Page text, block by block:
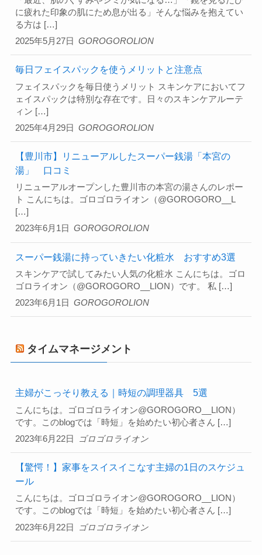
2025年5月27日
に疲れた印象の肌にため息が出る」そんな悩みを抱えてい
る方は […]
GOROGOROLION
毎日フェイスパックを使うメリットと注意点
2025年4月29日
フェイスパックを毎日使うメリット スキンケアにおいてフ
ェイスパックは特別な存在です。日々のスキンケアルーテ
ィン […]
GOROGOROLION
【豊川市】リニューアルしたスーパー銭湯「本宮の
湯」 口コミ
2023年6月1日
リニューアルオープンした豊川市の本宮の湯さんのレポー
ト こんにちは。ゴロゴロライオン（@GOROGORO__L
[…]
GOROGOROLION
スーパー銭湯に持っていきたい化粧水 おすすめ3選
2023年6月1日
スキンケアで試してみたい人気の化粧水 こんにちは。ゴロ
ゴロライオン（@GOROGORO__LION）です。 私 […]
GOROGOROLION
タイムマネージメント
主婦がこっそり教える｜時短の調理器具 5選
2023年6月22日
こんにちは。ゴロゴロライオン@GOROGORO__LION）
です。このblogでは「時短」を始めたい初心者さん […]
ゴロゴロライオン
【驚愕！】家事をスイスイこなす主婦の1日のスケジュ
ール
2023年6月22日
こんにちは。ゴロゴロライオン@GOROGORO__LION）
です。このblogでは「時短」を始めたい初心者さん […]
ゴロゴロライオン